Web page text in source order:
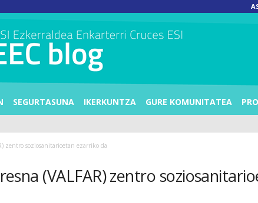
SEGURTASUNA IKERKUNTZA GURE KOMUNITATEA
zentro soziosanitarioetan ezarriko da
(VALFAR) zentro